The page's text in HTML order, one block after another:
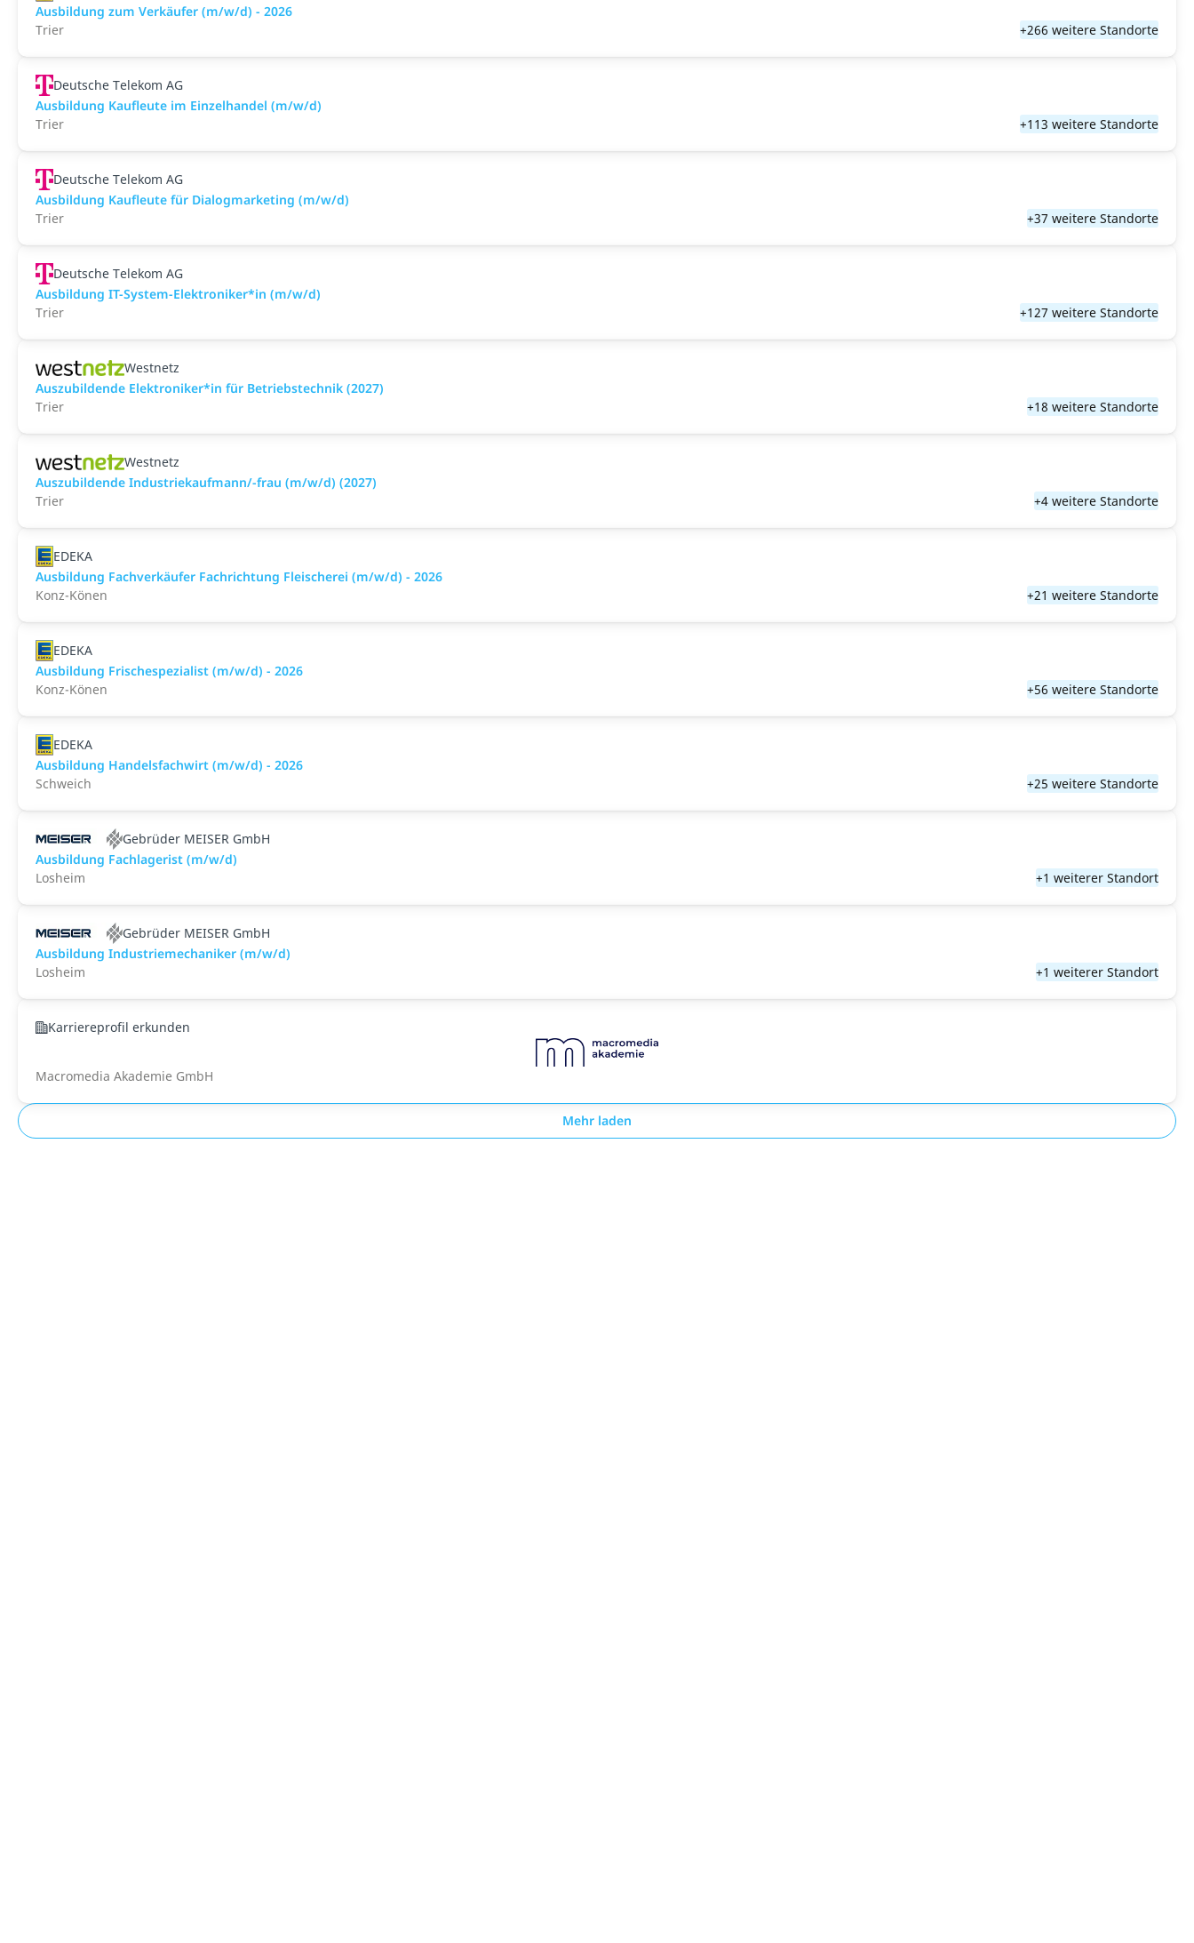
Ausbildung zum Verkäufer (m/w/d) - 2026
Trier
+266 weitere Standorte
Deutsche Telekom AG
Ausbildung Kaufleute im Einzelhandel (m/w/d)
Trier
+113 weitere Standorte
Deutsche Telekom AG
Ausbildung Kaufleute für Dialogmarketing (m/w/d)
Trier
+37 weitere Standorte
Deutsche Telekom AG
Ausbildung IT-System-Elektroniker*in (m/w/d)
Trier
+127 weitere Standorte
Westnetz
Auszubildende Elektroniker*in für Betriebstechnik (2027)
Trier
+18 weitere Standorte
Westnetz
Auszubildende Industriekaufmann/-frau (m/w/d) (2027)
Trier
+4 weitere Standorte
EDEKA
Ausbildung Fachverkäufer Fachrichtung Fleischerei (m/w/d) - 2026
Konz-Könen
+21 weitere Standorte
EDEKA
Ausbildung Frischespezialist (m/w/d) - 2026
Konz-Könen
+56 weitere Standorte
EDEKA
Ausbildung Handelsfachwirt (m/w/d) - 2026
Schweich
+25 weitere Standorte
Gebrüder MEISER GmbH
Ausbildung Fachlagerist (m/w/d)
Losheim
+1 weiterer Standort
Gebrüder MEISER GmbH
Ausbildung Industriemechaniker (m/w/d)
Losheim
+1 weiterer Standort
Karriereprofil erkunden
Macromedia Akademie GmbH
Mehr laden